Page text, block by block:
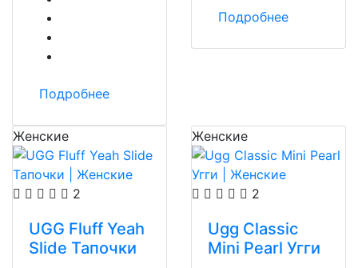
Подробнее
Подробнее
Женские
2
UGG Fluff Yeah
Slide Тапочки
Женские
2
Ugg Classic
Mini Pearl Угги